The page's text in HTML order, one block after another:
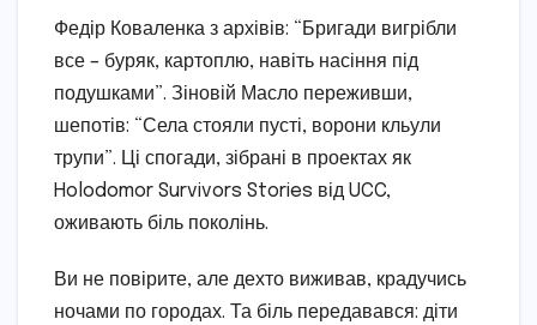
Федір Коваленка з архівів: “Бригади вигрібли
все – буряк, картоплю, навіть насіння під
подушками”. Зіновій Масло переживши,
шепотів: “Села стояли пусті, ворони кльули
трупи”. Ці спогади, зібрані в проектах як
Holodomor Survivors Stories від UCC,
оживають біль поколінь.
Ви не повірите, але дехто виживав, крадучись
ночами по городах. Та біль передавався: діти